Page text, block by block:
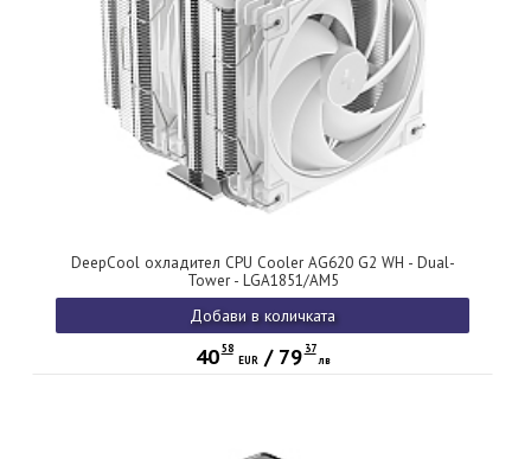
DeepCool охладител CPU Cooler AG620 G2 WH - Dual-
Tower - LGA1851/AM5
Добави в количката
40 58
EUR/ 79 37
лв